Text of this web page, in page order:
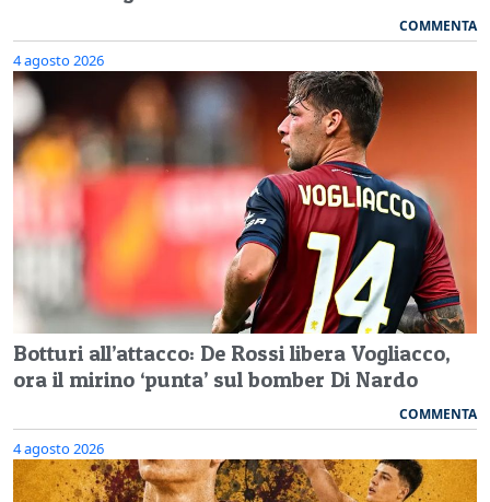
COMMENTA
4 agosto 2026
Botturi all’attacco: De Rossi libera Vogliacco,
ora il mirino ‘punta’ sul bomber Di Nardo
COMMENTA
4 agosto 2026